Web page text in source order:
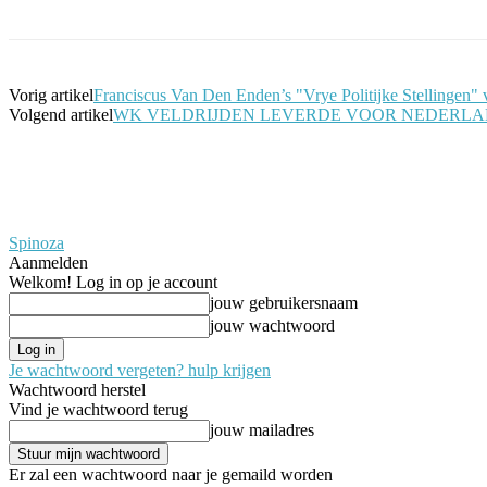
Vorig artikelFranciscus Van Den Enden’s "Vrye Politijke Stellingen"
Volgend artikelWK VELDRIJDEN LEVERDE VOOR
Spinoza
Aanmelden
Welkom! Log in op je account
jouw gebruikersnaam
jouw wachtwoord
Je wachtwoord vergeten? hulp krijgen
Wachtwoord herstel
Vind je wachtwoord terug
jouw mailadres
Er zal een wachtwoord naar je gemaild worden